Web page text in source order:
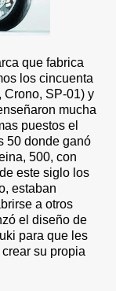
que fabrica
los cincuenta
Crono, SP-01) y
mucha
puestos el
50 donde ganó
500, con
este siglo los
estaban
a otros
el diseño de
para que les
su propia